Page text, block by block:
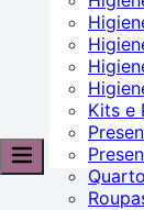
Kits e